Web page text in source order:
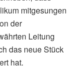
mitgesungen
der
Leitung
das neue Stück
hat.